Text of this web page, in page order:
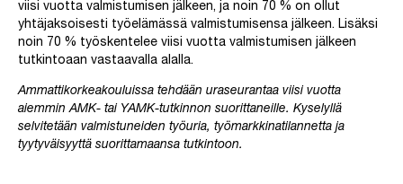
viisi vuotta valmistumisen jälkeen, ja noin 70 % on ollut
yhtäjaksoisesti työelämässä valmistumisensa jälkeen. Lisäksi
noin 70 % työskentelee viisi vuotta valmistumisen jälkeen
tutkintoaan vastaavalla alalla.
Ammattikorkeakouluissa tehdään uraseurantaa viisi vuotta
aiemmin AMK- tai YAMK-tutkinnon suorittaneille. Kyselyllä
selvitetään valmistuneiden työuria, työmarkkinatilannetta ja
tyytyväisyyttä suorittamaansa tutkintoon.